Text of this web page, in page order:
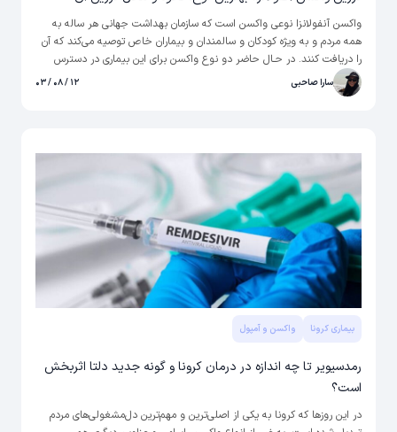
واکسن آنفولانزا نوعی واکسن است که سازمان بهداشت جهانی هر ساله به
همه مردم و به ویژه کودکان و سالمندان و بیماران خاص توصیه می‌کند که آن
را دریافت کنند. در حـال حاضر دو نوع واکسن برای این بیماری در دسترس
است: نوع غیر فعال (IIV) و نوع ضعیف شده زنده (LAIV).
سارا صاحبی ۱۲ / ۰۸ / ۰۳
بیماری کرونا واکسن و آمپول
رمدسیویر تا چه اندازه در درمان کرونا و گونه جدید دلتا اثربخش
است؟
در این روزها که کرونا به یکی از اصلی‌ترین و مهم‌ترین دل‌مشغولی‌های مردم